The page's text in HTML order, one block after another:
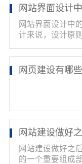
网站界面设计
网站界面设计中
计来说，设计原
网页建设有哪些
网站建设做好
网站建设做好之
的一个重要组成